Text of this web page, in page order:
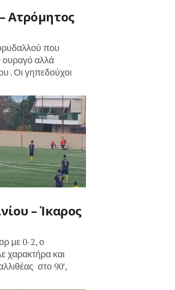
Ατρόμητος
που
ουραγό αλλά
. Οι γηπεδούχοι
– Ίκαρος
με 0-2, ο
χαρακτήρα και
στο 90′,